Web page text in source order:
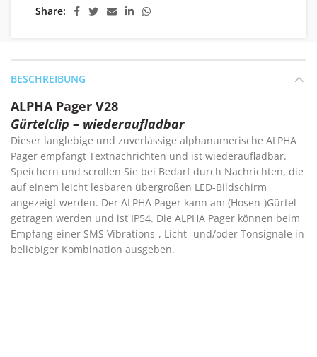
Share
BESCHREIBUNG
ALPHA Pager V28
Gürtelclip – wiederaufladbar
Dieser langlebige und zuverlässige alphanumerische ALPHA
Pager empfängt Textnachrichten und ist wiederaufladbar.
Speichern und scrollen Sie bei Bedarf durch Nachrichten, die
auf einem leicht lesbaren übergroßen LED-Bildschirm
angezeigt werden. Der ALPHA Pager kann am (Hosen-)Gürtel
getragen werden und ist IP54. Die ALPHA Pager können beim
Empfang einer SMS Vibrations-, Licht- und/oder Tonsignale in
beliebiger Kombination ausgeben.